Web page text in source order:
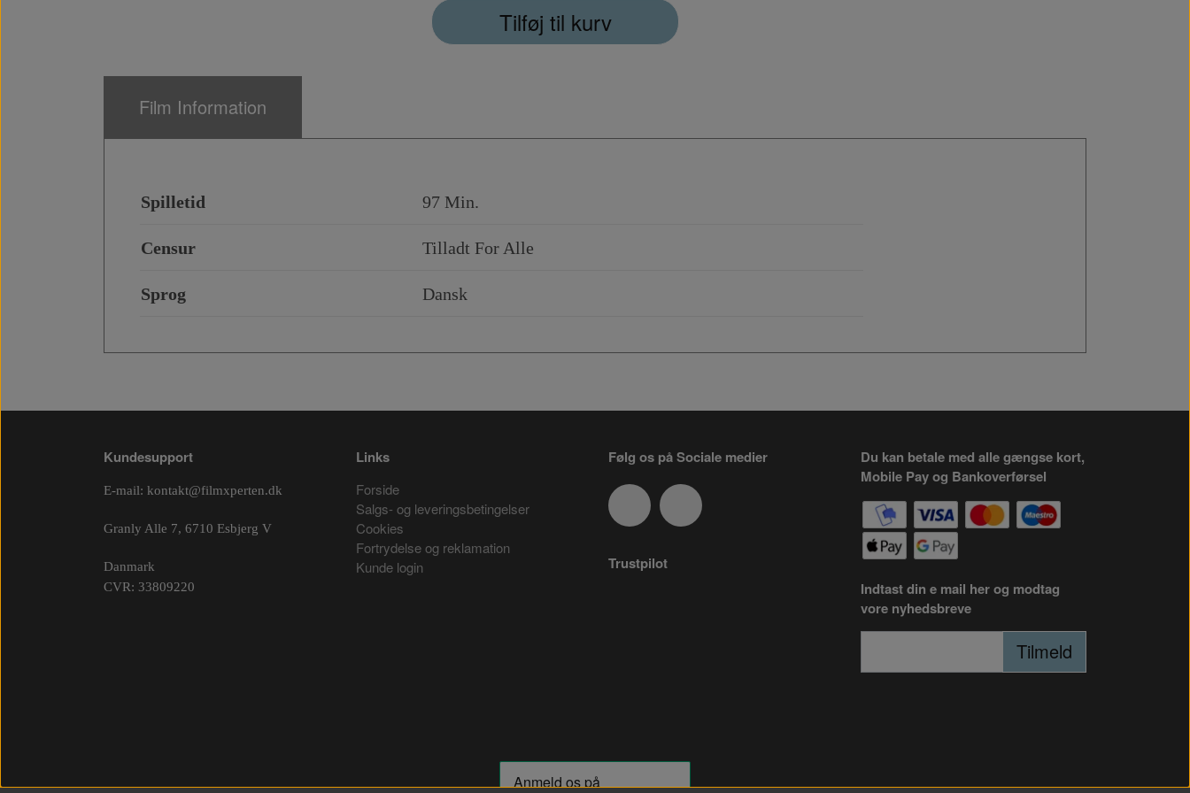
Tilføj til kurv
Film Information
Spilletid 97 Min.
Censur Tilladt For Alle
Sprog Dansk
Kundesupport
E-mail: kontakt@filmxperten.dk
Granly Alle 7, 6710 Esbjerg V
Danmark
CVR: 33809220
Links
Forside
Salgs- og leveringsbetingelser
Cookies
Fortrydelse og reklamation
Kunde login
Følg os på Sociale medier
Trustpilot
Du kan betale med alle gængse kort,
Mobile Pay og Bankoverførsel
Indtast din e mail her og modtag
vore nyhedsbreve
Tilmeld